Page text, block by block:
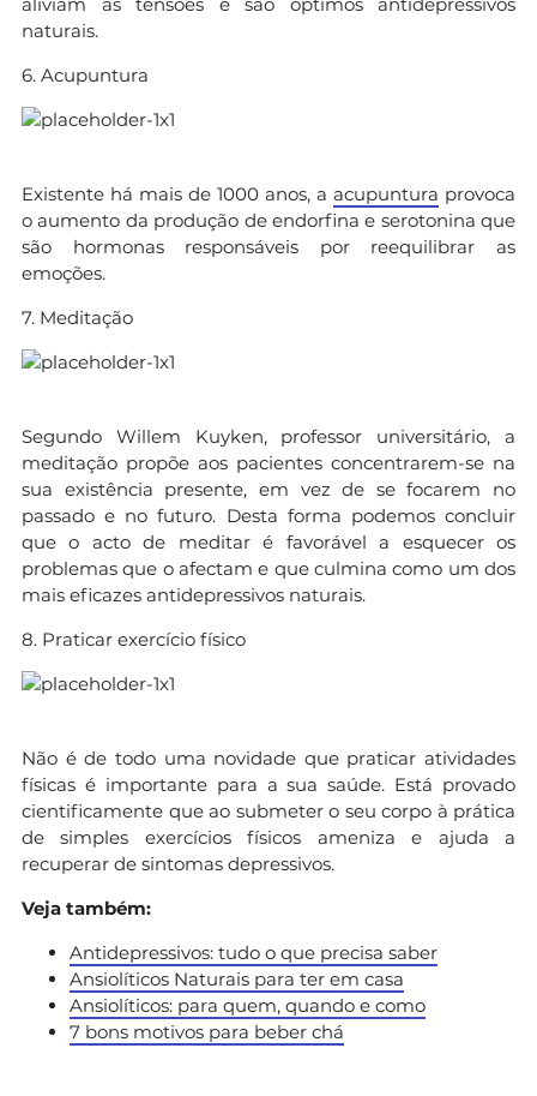
naturais.
6. Acupuntura
Existente há mais de 1000 anos, a acupuntura provoca
o aumento da produção de endorfina e serotonina que
são hormonas responsáveis por reequilibrar as
emoções.
7. Meditação
Segundo Willem Kuyken, professor universitário, a
meditação propõe aos pacientes concentrarem-se na
sua existência presente, em vez de se focarem no
passado e no futuro. Desta forma podemos concluir
que o acto de meditar é favorável a esquecer os
problemas que o afectam e que culmina como um dos
mais eficazes antidepressivos naturais.
8. Praticar exercício físico
Não é de todo uma novidade que praticar atividades
físicas é importante para a sua saúde. Está provado
cientificamente que ao submeter o seu corpo à prática
de simples exercícios físicos ameniza e ajuda a
recuperar de sintomas depressivos.
Veja também:
Antidepressivos: tudo o que precisa saber
Ansiolíticos Naturais para ter em casa
Ansiolíticos: para quem, quando e como
7 bons motivos para beber chá